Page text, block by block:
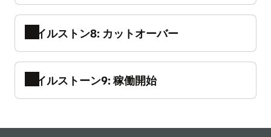
「動員フェーズ」の開始を示します。
マイルストーン目標
に必要な要素がすべて揃っていることや戦略
で特定されていることを確認します。
スの最適化を継続するための基盤を構築しま
す。
決定に向けた全体的な設計と戦略が確立され
ていることを確認します。高レベルのグロー
バル設計を確定し、導入の複雑さに応じて、
ムの実際の進捗を示すもので、どれだけの作
業が残されているか、チームが目標達成に向
けて順調に進んでいるかを明らかにします。
マイルストーン目標
すべてのアプリケーション・コンポーネント
とガバナンス、プロセスの検証、ポリシーの
プロセスなど、プログラムのさまざまなコン
ポーネントをすべてまとめて、エンドツーエ
マイルストーン目標
プロセス、データ、テクノロジー、インター
SITの完了後は、影響を受けるすべてのビジネ
ス部門と利害関係者の代表者を招き、システ
ムの妥当性確認を行います。
テスト環境を再度リフレッシュし、オラクル
とオラクル以外のシステム、運用チーム、リ
ログラムのさまざまなコンポーネントを再び
マイルストン8: カットオーバー
これは、プログラムで最も重要なポイントで
あると言える部分です。ここで古いシステム
す。
マイルストーン9: 稼働開始
稼働開始に伴うリスクは、Oracle Cloud